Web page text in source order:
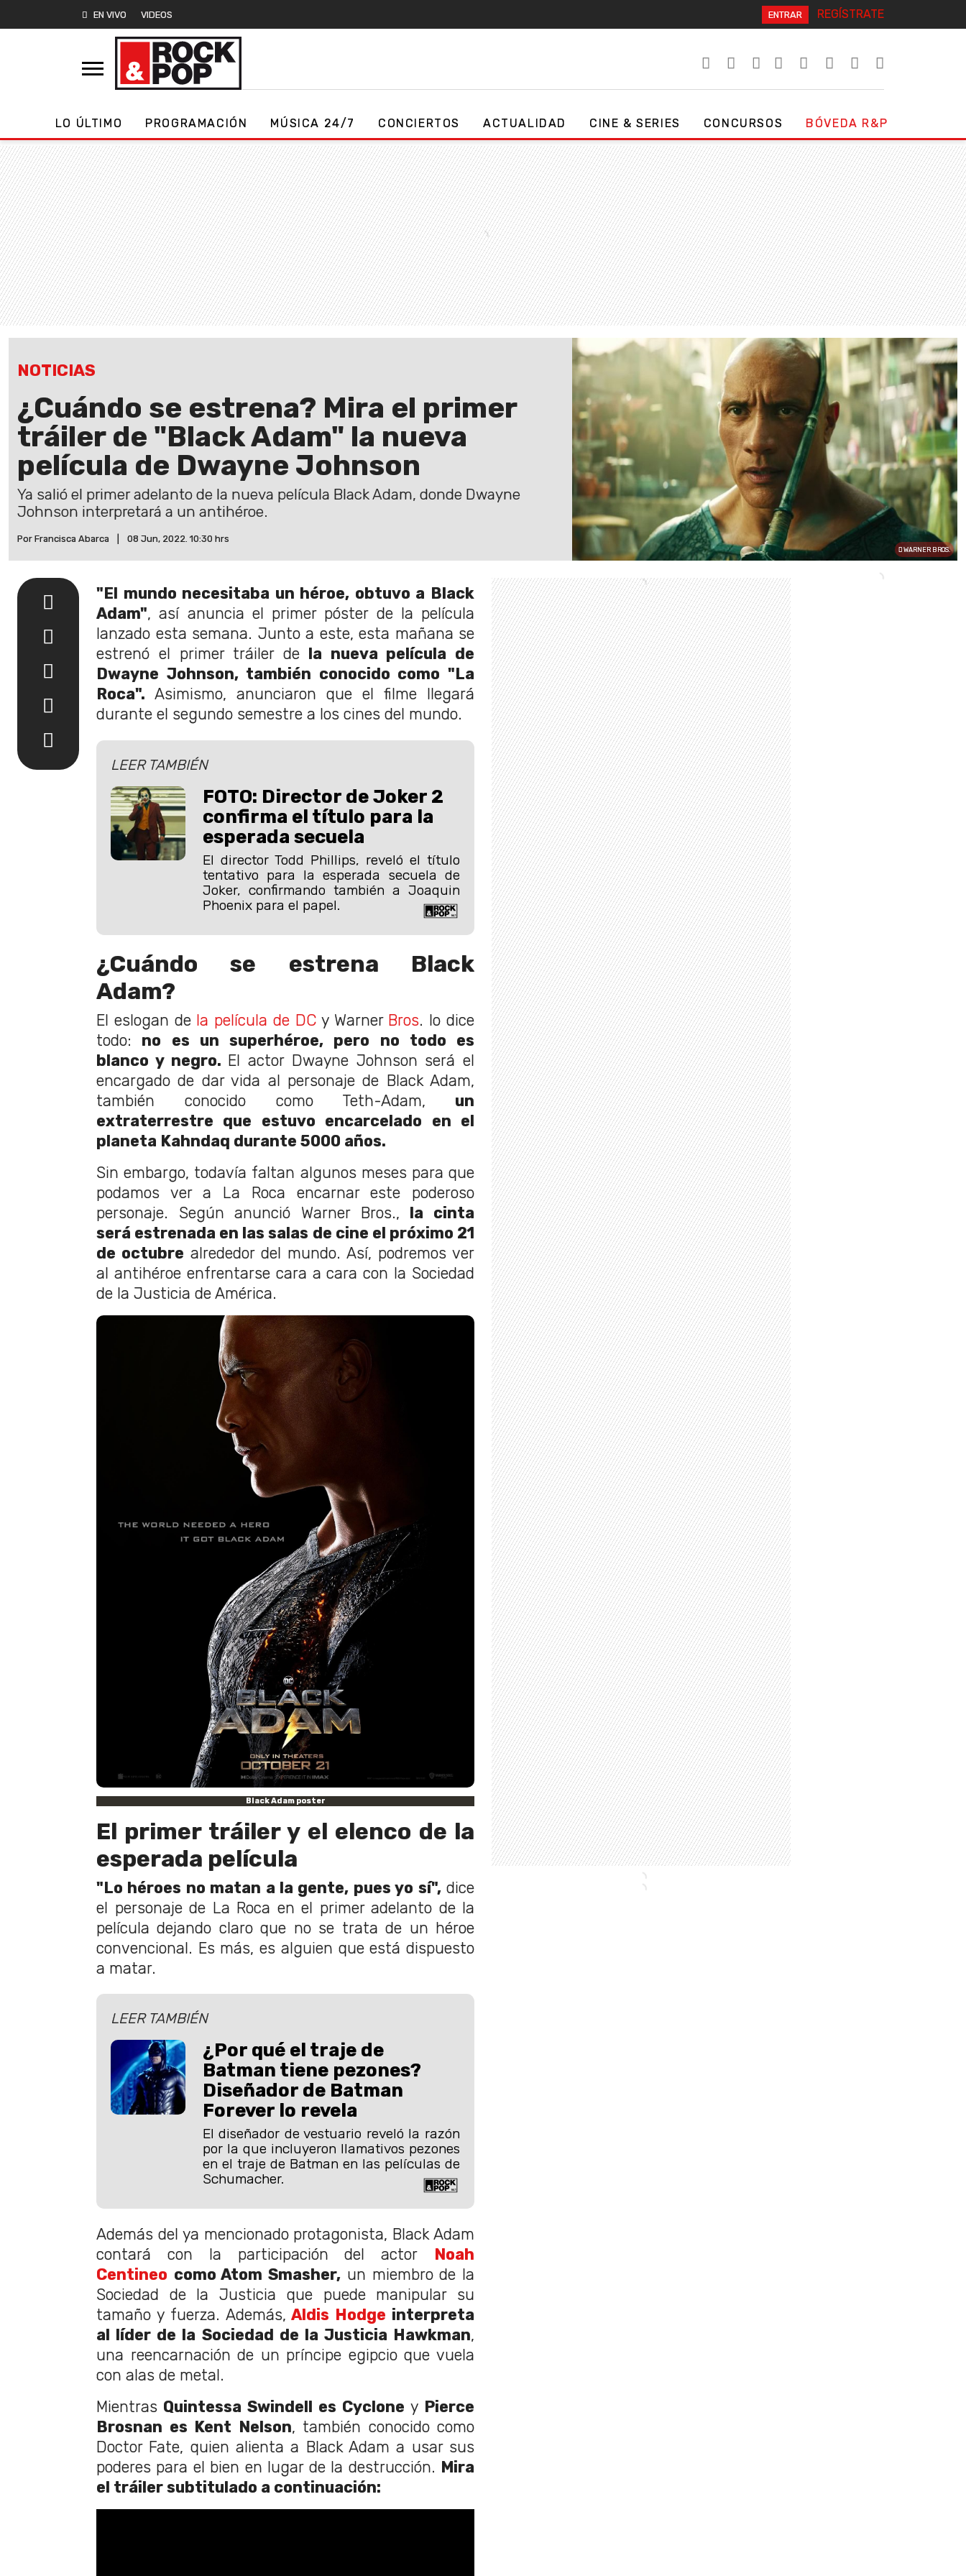
EN VIVO VIDEOS ENTRAR REGÍSTRATE
LO ÚLTIMO PROGRAMACIÓN MÚSICA 24/7 CONCIERTOS ACTUALIDAD CINE & SERIES CONCURSOS BÓVEDA R&P
NOTICIAS
¿Cuándo se estrena? Mira el primer
tráiler de "Black Adam" la nueva
película de Dwayne Johnson
Ya salió el primer adelanto de la nueva película Black Adam, donde Dwayne
Johnson interpretará a un antihéroe.
Por Francisca Abarca 08 Jun, 2022. 10:30 hrs
WARNER BROS.
"El mundo necesitaba un héroe, obtuvo a Black
Adam", así anuncia el primer póster de la película
lanzado esta semana. Junto a este, esta mañana se
estrenó el primer tráiler de la nueva película de
Dwayne Johnson, también conocido como "La
Roca". Asimismo, anunciaron que el filme llegará
durante el segundo semestre a los cines del mundo.
LEER TAMBIÉN
FOTO: Director de Joker 2
confirma el título para la
esperada secuela
El director Todd Phillips, reveló el título
tentativo para la esperada secuela de
Joker, confirmando también a Joaquin
Phoenix para el papel.
¿Cuándo se estrena Black
Adam?
El eslogan de la película de DCy Warner Bros. lo dice
todo: no es un superhéroe, pero no todo es
blanco y negro. El actor Dwayne Johnson será el
encargado de dar vida al personaje de Black Adam,
también conocido como Teth-Adam, un
extraterrestre que estuvo encarcelado en el
planeta Kahndaq durante 5000 años.
Sin embargo, todavía faltan algunos meses para que
podamos ver a La Roca encarnar este poderoso
personaje. Según anunció Warner Bros., la cinta
será estrenada en las salas de cine el próximo 21
de octubre alrededor del mundo. Así, podremos ver
al antihéroe enfrentarse cara a cara con la Sociedad
de la Justicia de América.
Black Adam poster
El primer tráiler y el elenco de la
esperada película
"Lo héroes no matan a la gente, pues yo sí",dice
el personaje de La Roca en el primer adelanto de la
película dejando claro que no se trata de un héroe
convencional. Es más, es alguien que está dispuesto
a matar.
LEER TAMBIÉN
¿Por qué el traje de
Batman tiene pezones?
Diseñador de Batman
Forever lo revela
El diseñador de vestuario reveló la razón
por la que incluyeron llamativos pezones
en el traje de Batman en las películas de
Schumacher.
Además del ya mencionado protagonista, Black Adam
contará con la participación del actor Noah
Centineo como Atom Smasher, un miembro de la
Sociedad de la Justicia que puede manipular su
tamaño y fuerza. Además, Aldis Hodge interpreta
al líder de la Sociedad de la Justicia Hawkman,
una reencarnación de un príncipe egipcio que vuela
con alas de metal.
Mientras Quintessa Swindell es Cyclone y Pierce
Brosnan es Kent Nelson, también conocido como
Doctor Fate, quien alienta a Black Adam a usar sus
poderes para el bien en lugar de la destrucción. Mira
el tráiler subtitulado a continuación: